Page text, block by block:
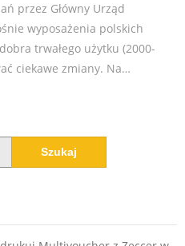
przez Główny Urząd
wyposażenia polskich
trwałego użytku (2000-
ciekawe zmiany. Na…